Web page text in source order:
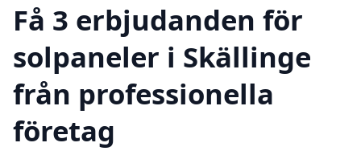
Få 3 erbjudanden för
solpaneler i Skällinge
från professionella
företag